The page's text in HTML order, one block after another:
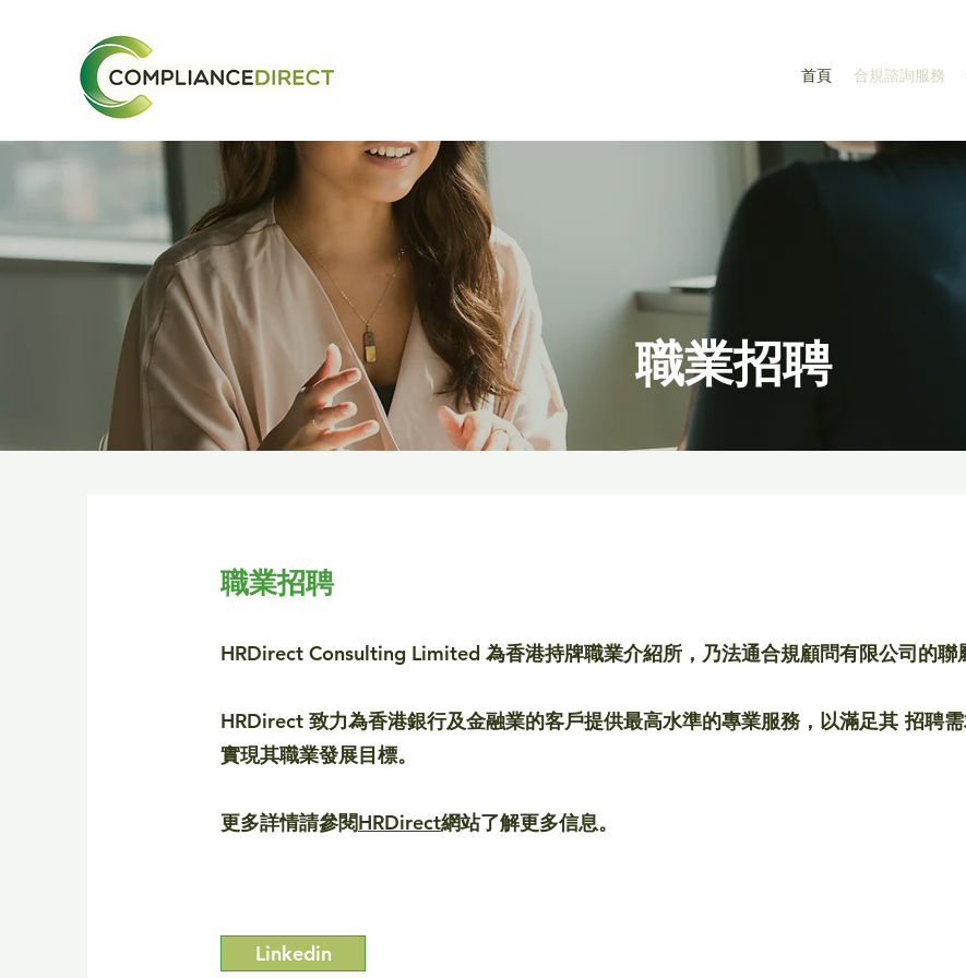
首頁 合規諮詢服務
職業招聘
職業招聘
HRDirect Consulting Limited 為香港持牌職業介紹所，乃法通合規顧問有限公司的聯
HRDirect 致力為香港銀行及金融業的客戶提供最高水準的專業服務，以滿足其 招聘
實現其職業發展目標。
更多詳情請參閱HRDirect網站了解更多信息。
Linkedin